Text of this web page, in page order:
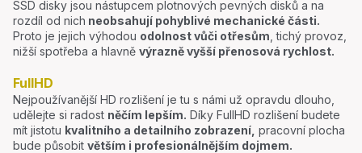
SSD disky jsou nástupcem plotnových pevných disků a na
rozdíl od nich neobsahují pohyblivé mechanické části.
Proto je jejich výhodou odolnost vůči otřesům , tichý provoz,
nižší spotřeba a hlavně výrazně vyšší přenosová rychlost.
FullHD
Nejpoužívanější HD rozlišení je tu s námi už opravdu dlouho,
udělejte si radost něčím lepším. Díky FullHD rozlišení budete
mít jistotu kvalitního a detailního zobrazení, pracovní plocha
bude působit větším i profesionálnějším dojmem.